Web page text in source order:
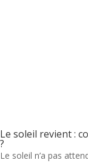
Le soleil revient :
?
Le soleil n’a pas